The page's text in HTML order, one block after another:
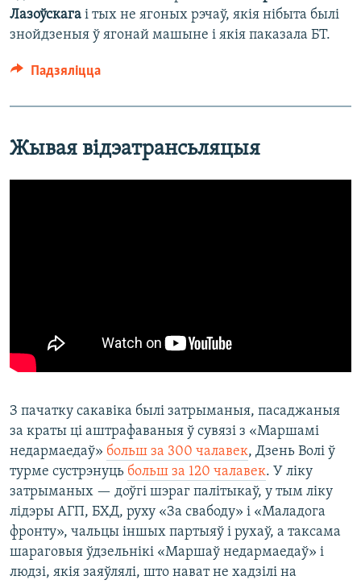
Лазоўскага і тых не ягоных рэчаў, якія нібыта былі
знойдзеныя ў ягонай машыне і якія паказала БТ.
Падзяліцца
Жывая відэатрансьляцыя
З пачатку сакавіка былі затрыманыя, пасаджаныя
за краты ці аштрафаваныя ў сувязі з «Маршамі
недармаедаў» больш за 300 чалавек, Дзень Волі ў
турме сустрэнуць больш за 120 чалавек. У ліку
затрыманых — доўгі шэраг палітыкаў, у тым ліку
лідэры АГП, БХД, руху «За свабоду» і «Маладога
фронту», чальцы іншых партыяў і рухаў, а таксама
шараговыя ўдзельнікі «Маршаў недармаедаў» і
людзі, якія заяўлялі, што нават не хадзілі на